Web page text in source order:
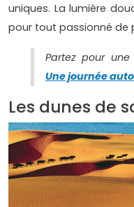
uniques. La lumière
pour tout passionné de
Partez pour
Une journée
Les dunes de